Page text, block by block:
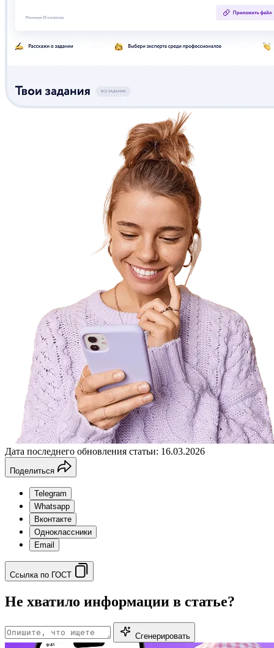
Дата последнего обновления статьи: 16.03.2026
Поделиться
Telegram
Whatsapp
Вконтакте
Одноклассники
Email
Ссылка по ГОСТ
Не хватило информации в статье?
Сгенерировать